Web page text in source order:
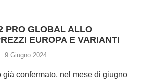
PRO GLOBAL ALLO
EUROPA E VARIANTI
9 Giugno 2024
già confermato, nel mese di giugno